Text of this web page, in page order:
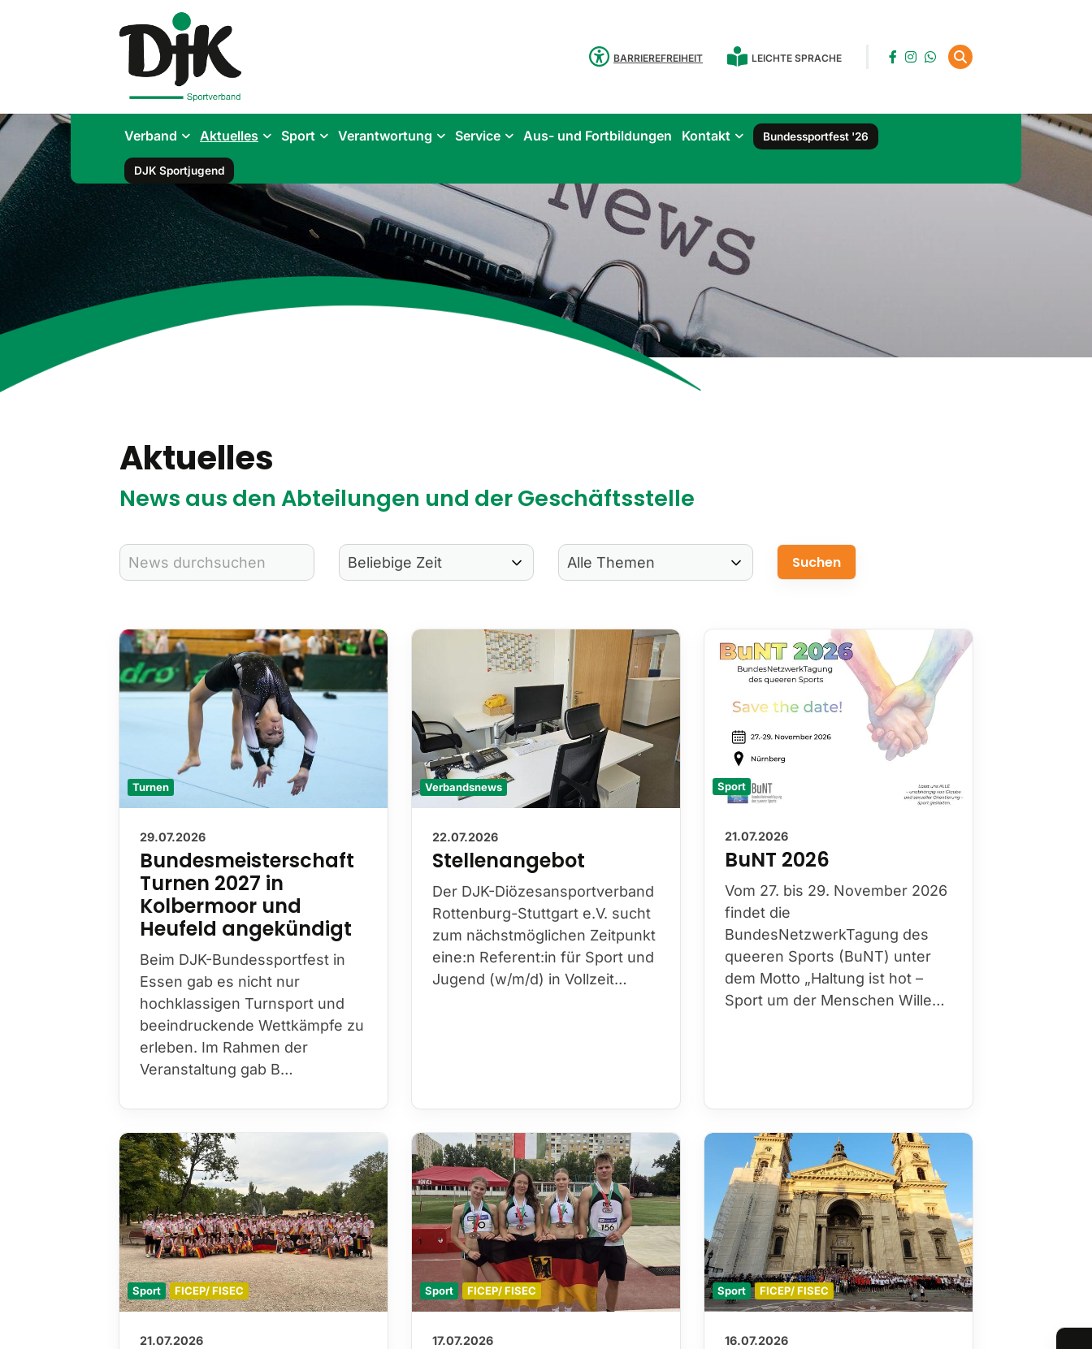
BARRIEREFREIHEIT LEICHTE SPRACHE
Verband Aktuelles Sport Verantwortung Service Aus- und Fortbildungen Kontakt Bundessportfest '26
DJK Sportjugend
Aktuelles
News aus den Abteilungen und der Geschäftsstelle
Turnen
29.07.2026
Bundesmeisterschaft
Turnen 2027 in
Kolbermoor und
Heufeld angekündigt
Beim DJK-Bundessportfest in
Essen gab es nicht nur
hochklassigen Turnsport und
beeindruckende Wettkämpfe zu
erleben. Im Rahmen der
Veranstaltung gab B…
Verbandsnews
22.07.2026
Stellenangebot
Der DJK-Diözesansportverband
Rottenburg-Stuttgart e.V. sucht
zum nächstmöglichen Zeitpunkt
eine:n Referent:in für Sport und
Jugend (w/m/d) in Vollzeit…
Sport
21.07.2026
BuNT 2026
Vom 27. bis 29. November 2026
findet die
BundesNetzwerkTagung des
queeren Sports (BuNT) unter
dem Motto „Haltung ist hot –
Sport um der Menschen Wille…
Sport FICEP/ FISEC
21.07.2026
Sport FICEP/ FISEC
17.07.2026
Sport FICEP/ FISEC
16.07.2026